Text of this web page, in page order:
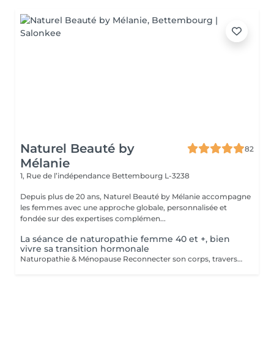
Naturel Beauté by
Mélanie
82
1, Rue de l’indépendance Bettembourg L-3238
Depuis plus de 20 ans, Naturel Beauté by Mélanie accompagne
les femmes avec une approche globale, personnalisée et
fondée sur des expertises complémen...
La séance de naturopathie femme 40 et +, bien
vivre sa transition hormonale
Naturopathie & Ménopause Reconnecter son corps, traverser en conscience Accompagner le corps, apaiser l'esprit, honorer cette nouvelle étape. La ménopause n'est pas une fin, c'est une transition. Un changement profond, parfois déstabilisant, mais aussi une occasion de renouer avec soi-même, de se recentrer sur ses besoins, son énergie, son rythme. Je vous propose un accompagnement global, doux et naturel, basé sur la naturopathie, l'écoute et des outils de mieux-être adaptés à votre histoire. Un accompagnement global et sur-mesure Chaque femme vit cette période différemment. C'est pourquoi mon accompagnement prend en compte : - Vos symptômes physiques (bouffées de chaleur, prise de poids, troubles du sommeil, sécheresse, fatigue) - Vos émotions (irritabilité, anxiété, perte de repères, tristesse) - Vos besoins profonds (équilibre hormonal, bien-être digestif, gestion du stress, ancrage, acceptation de soi) Mon approche mêle : - Bilan de vitalité naturopathique - Conseils alimentaires doux et respectueux - Soutien par les plantes (phyto, gemmo, huiles essentielles) - Exercices de respiration, relaxation, ancrage - Suggestions de rituels et routines bien-être simples à intégrer au quotidien Une femme ménopausée est une femme puissante Ce n'est pas un déclin, c'est une renaissance, un changement de saison intérieure. Mon rôle est de vous aider à vivre cette étape avec sérénité, clarté et vitalité, en respectant vos besoins, vos rythmes, votre unicité. Offrez-vous un accompagnement bienveillant et naturel. Je vous propose un bilan initial suivi de séances régulières ou ponctuelles, selon votre rythme et vos objectifs. > Contactez-moi pour échanger librement autour de vos besoins ou pour réserver une première rencontre.